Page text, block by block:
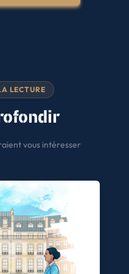
LECTURE
vous intéresser